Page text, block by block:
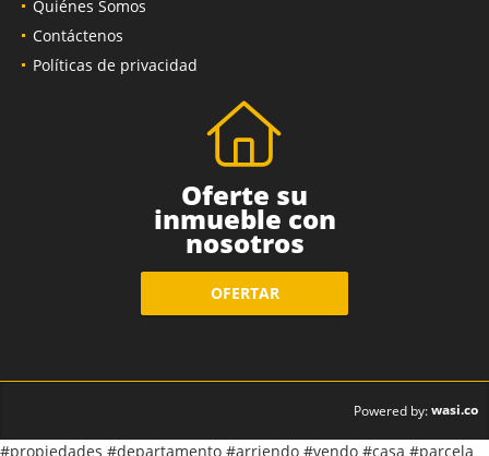
Quiénes Somos
Contáctenos
Políticas de privacidad
Oferte su
inmueble con
nosotros
OFERTAR
Powered by:wasi.co
#propiedades #departamento #arriendo #vendo #casa #parcela